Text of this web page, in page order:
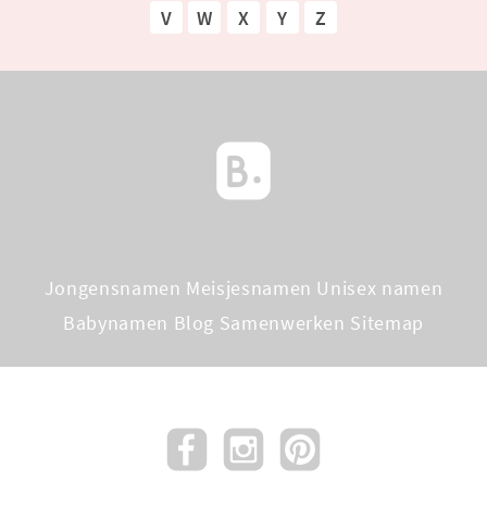
V
W X Y Z
Jongensnamen Meisjesnamen Unisex namen
Babynamen Blog Samenwerken Sitemap